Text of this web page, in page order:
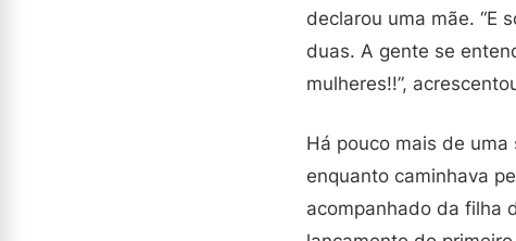
declarou uma mãe. “E
duas. A gente se
mulheres!!”,
Há pouco mais de
enquanto caminhava
acompanhado da filha